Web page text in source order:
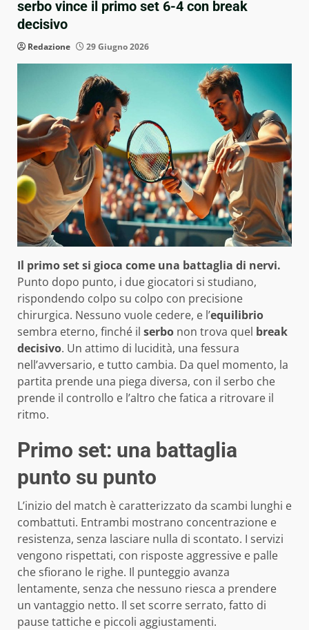
serbo vince il primo set 6-4 con break
decisivo
Redazione 29 Giugno 2026
Il primo set si gioca come una battaglia di nervi.
Punto dopo punto, i due giocatori si studiano,
rispondendo colpo su colpo con precisione
chirurgica. Nessuno vuole cedere, e l’equilibrio
sembra eterno, finché il serbo non trova quel break
decisivo. Un attimo di lucidità, una fessura
nell’avversario, e tutto cambia. Da quel momento, la
partita prende una piega diversa, con il serbo che
prende il controllo e l’altro che fatica a ritrovare il
ritmo.
Primo set: una battaglia
punto su punto
L’inizio del match è caratterizzato da scambi lunghi e
combattuti. Entrambi mostrano concentrazione e
resistenza, senza lasciare nulla di scontato. I servizi
vengono rispettati, con risposte aggressive e palle
che sfiorano le righe. Il punteggio avanza
lentamente, senza che nessuno riesca a prendere
un vantaggio netto. Il set scorre serrato, fatto di
pause tattiche e piccoli aggiustamenti.